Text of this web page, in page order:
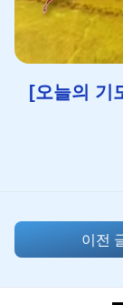
[오늘의 기
이전